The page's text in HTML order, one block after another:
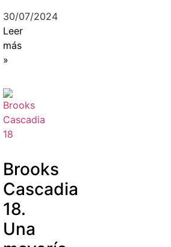
30/07/2024
Leer
más
»
Brooks
Cascadia
18.
Una